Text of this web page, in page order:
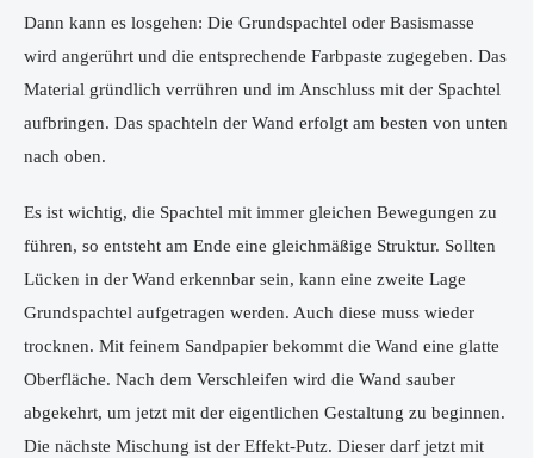
Dann kann es losgehen: Die Grundspachtel oder Basismasse
wird angerührt und die entsprechende Farbpaste zugegeben. Das
Material gründlich verrühren und im Anschluss mit der Spachtel
aufbringen. Das spachteln der Wand erfolgt am besten von unten
nach oben.
Es ist wichtig, die Spachtel mit immer gleichen Bewegungen zu
führen, so entsteht am Ende eine gleichmäßige Struktur. Sollten
Lücken in der Wand erkennbar sein, kann eine zweite Lage
Grundspachtel aufgetragen werden. Auch diese muss wieder
trocknen. Mit feinem Sandpapier bekommt die Wand eine glatte
Oberfläche. Nach dem Verschleifen wird die Wand sauber
abgekehrt, um jetzt mit der eigentlichen Gestaltung zu beginnen.
Die nächste Mischung ist der Effekt-Putz. Dieser darf jetzt mit